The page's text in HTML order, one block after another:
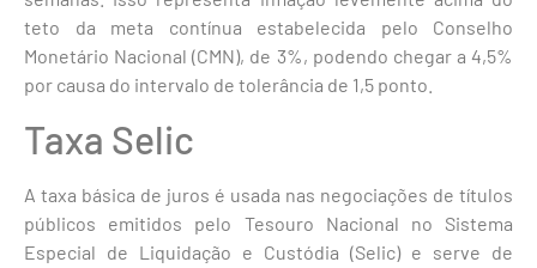
teto da meta contínua estabelecida pelo Conselho
Monetário Nacional (CMN), de 3%, podendo chegar a 4,5%
por causa do intervalo de tolerância de 1,5 ponto.
Taxa Selic
A taxa básica de juros é usada nas negociações de títulos
públicos emitidos pelo Tesouro Nacional no Sistema
Especial de Liquidação e Custódia (Selic) e serve de